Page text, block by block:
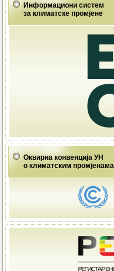
Информациони систем
за климатске промјене
Оквирна конвенција УН
о климатским промјенама